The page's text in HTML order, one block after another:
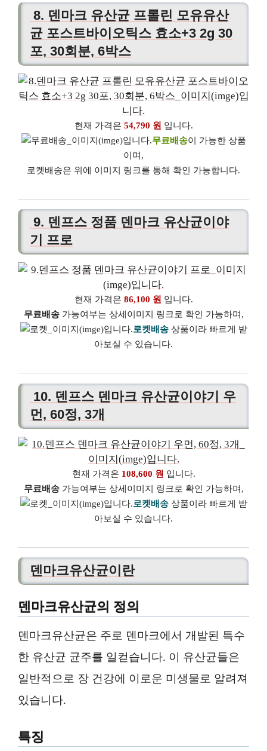
8. 덴마크 유산균 프롤린 모유유산
균 포스트바이오틱스 효소+3 2g 30
포, 30회분, 6박스
현재 가격은 54,790 원 입니다.
무료배송이 가능한 상품
이며,
로켓배송은 위에 이미지 링크를 통해 확인 가능합니다.
9. 덴프스 정품 덴마크 유산균이야
기 프로
현재 가격은 86,100 원 입니다.
무료배송가능여부는 상세이미지 링크로 확인 가능하며,
로켓배송상품이라 빠르게 받
아보실 수 있습니다.
10. 덴프스 덴마크 유산균이야기 우
먼, 60정, 3개
현재 가격은 108,600 원 입니다.
무료배송가능여부는 상세이미지 링크로 확인 가능하며,
로켓배송상품이라 빠르게 받
아보실 수 있습니다.
덴마크유산균이란
덴마크유산균의 정의
덴마크유산균은 주로 덴마크에서 개발된 특수
한 유산균 균주를 일컫습니다. 이 유산균들은
일반적으로 장 건강에 이로운 미생물로 알려져
있습니다.
특징